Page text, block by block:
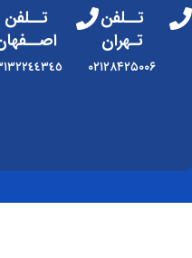
تــلفن
تـهران
۰۲۱۲۸۴۲۵۰۰۶
تــلفن